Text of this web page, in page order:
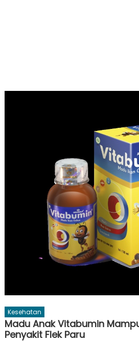
Kesehatan
Madu Anak Vitabumin
Penyakit Flek Paru